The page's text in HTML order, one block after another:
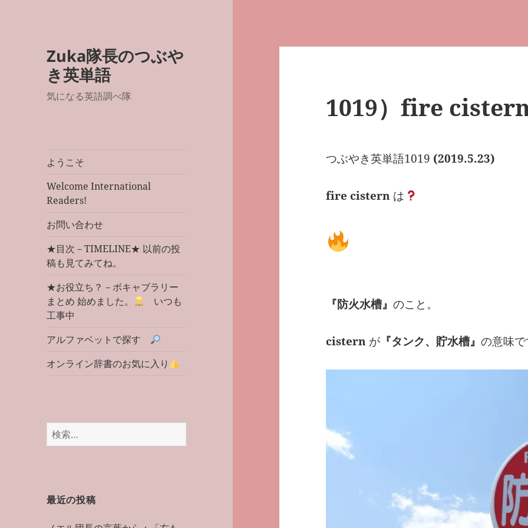
Zuka隊長のつぶや
き英単語
気になる英語調べ隊
ようこそ
Welcome International
Readers!
お問い合わせ
★目次－TIMELINE★ 以前の投
稿も見てみてね。
★お役立ち？－ボキャブラリー
まとめ 始めました。
いつも
工事中
アルファベットで探す
オンライン辞書のお気に入り
検
索:
最近の投稿
1019）fire
つぶやき英単語1019 (2019.5.23)
fire cistern は
『防火水槽』のこと。
cistern が 『タンク、貯水槽』の意味